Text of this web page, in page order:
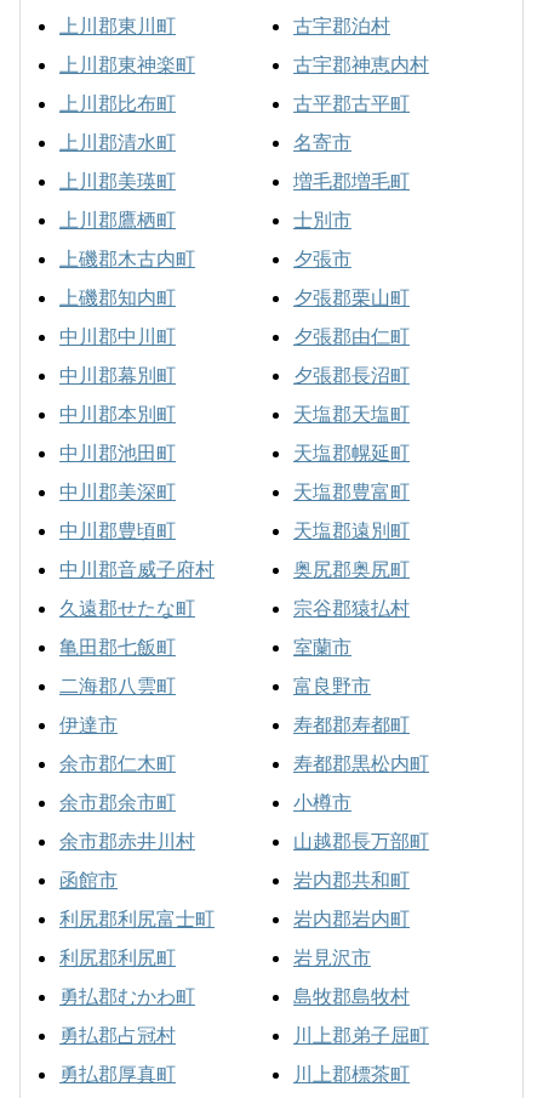
上川郡東川町
上川郡東神楽町
上川郡比布町
上川郡清水町
上川郡美瑛町
上川郡鷹栖町
上磯郡木古内町
上磯郡知内町
中川郡中川町
中川郡幕別町
中川郡本別町
中川郡池田町
中川郡美深町
中川郡豊頃町
中川郡音威子府村
久遠郡せたな町
亀田郡七飯町
二海郡八雲町
伊達市
余市郡仁木町
余市郡余市町
余市郡赤井川村
函館市
利尻郡利尻富士町
利尻郡利尻町
勇払郡むかわ町
勇払郡占冠村
勇払郡厚真町
古宇郡泊村
古宇郡神恵内村
古平郡古平町
名寄市
増毛郡増毛町
士別市
夕張市
夕張郡栗山町
夕張郡由仁町
夕張郡長沼町
天塩郡天塩町
天塩郡幌延町
天塩郡豊富町
天塩郡遠別町
奥尻郡奥尻町
宗谷郡猿払村
室蘭市
富良野市
寿都郡寿都町
寿都郡黒松内町
小樽市
山越郡長万部町
岩内郡共和町
岩内郡岩内町
岩見沢市
島牧郡島牧村
川上郡弟子屈町
川上郡標茶町